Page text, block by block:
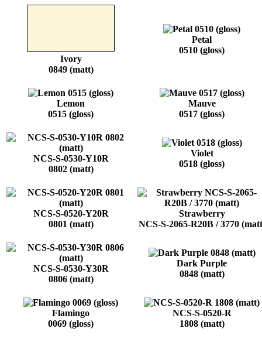
Ivory
0849 (matt)
Petal
0510 (gloss)
Lemon
0515 (gloss)
Mauve
0517 (gloss)
NCS-S-0530-Y10R
0802 (matt)
Violet
0518 (gloss)
NCS-S-0520-Y20R
0801 (matt)
Strawberry
NCS-S-2065-R20B / 3770
NCS-S-0530-Y30R
0806 (matt)
Dark Purple
0848 (matt)
Flamingo
0069 (gloss)
NCS-S-0520-R
1808 (matt)